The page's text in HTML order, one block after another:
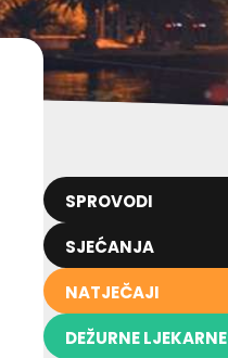
SPROVODI
SJEĆANJA
NATJEČAJI
DEŽURNE LJEKARNE